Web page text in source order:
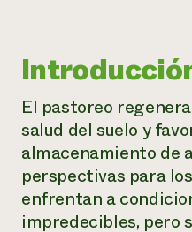
El pastoreo
salud del suelo y
almacenamiento de
perspectivas para
enfrentan a
impredecibles, pero